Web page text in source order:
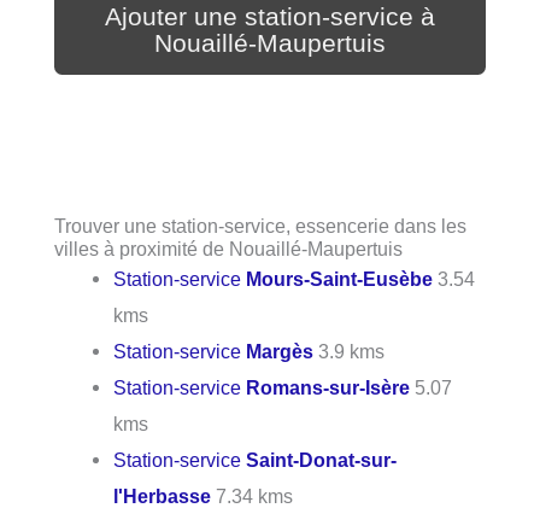
Ajouter une station-service à
Nouaillé-Maupertuis
Trouver une station-service, essencerie dans les
villes à proximité de Nouaillé-Maupertuis
Station-service Mours-Saint-Eusèbe 3.54
kms
Station-service Margès 3.9 kms
Station-service Romans-sur-Isère 5.07
kms
Station-serviceSaint-Donat-sur-
l'Herbasse 7.34 kms